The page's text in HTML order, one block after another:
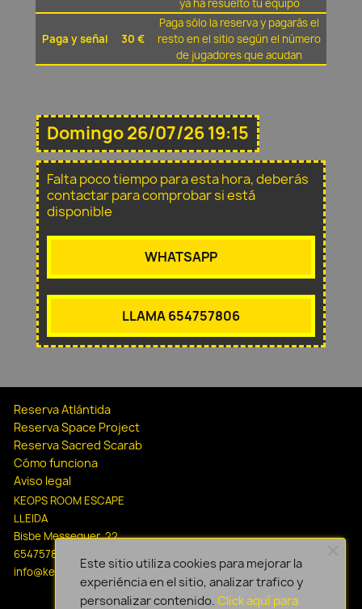
ya ha resuelto tu equipo
Paga y señal 30 €
Paga sólo la reserva y pagarás el
resto en el sitio según el número
de jugadores que acudan
Domingo 26/07/26 19:15
Falta poco tiempo para esta hora, deberás
contactar para comprobar si está
disponible
WHATSAPP
LLAMA 654757806
Reserva Atlántida
Reserva Space Project
Reserva Sacred Scarab
Cómo funciona
Aviso legal
KEOPS ROOM ESCAPE
LLEIDA
Bisbe Messeguer, 22
654757806
info@keopsescapelleida.com
Este sitio utiliza cookies para mejorar la
experiéncia en el sitio, analizar trafico y
personalizar contenido. Click aquí para